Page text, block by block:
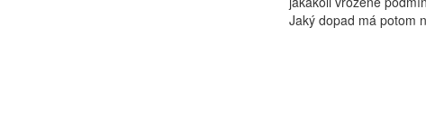
Jaký dopad má potom